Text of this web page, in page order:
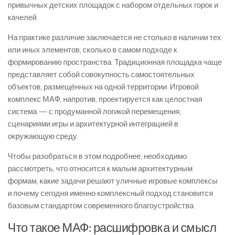
привычных детских площадок с набором отдельных горок и
качелей.
На практике различие заключается не столько в наличии тех
или иных элементов, сколько в самом подходе к
формированию пространства. Традиционная площадка чаще
представляет собой совокупность самостоятельных
объектов, размещённых на одной территории. Игровой
комплекс МАФ, напротив, проектируется как целостная
система — с продуманной логикой перемещения,
сценариями игры и архитектурной интеграцией в
окружающую среду.
Чтобы разобраться в этом подробнее, необходимо
рассмотреть, что относится к малым архитектурным
формам, какие задачи решают уличные игровые комплексы
и почему сегодня именно комплексный подход становится
базовым стандартом современного благоустройства.
Что такое МАФ: расшифровка и смысл